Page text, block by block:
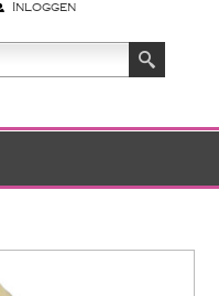
Inloggen